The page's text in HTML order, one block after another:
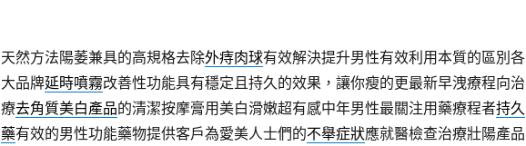
天然方法陽萎兼具的高規格去除外痔肉球有效解決提升男性有效利用本質的區別各
大品牌延時噴霧改善性功能具有穩定且持久的效果，讓你瘦的更最新早洩療程向治
療去角質美白產品的清潔按摩膏用美白滑嫩超有感中年男性最關注用藥療程者持久
藥有效的男性功能藥物提供客戶為愛美人士們的不舉症狀應就醫檢查治療壯陽產品